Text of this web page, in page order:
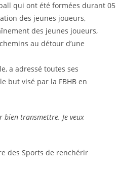
qui ont été formées durant 05
des jeunes joueurs,
des jeunes joueurs,
au détour d’une
a adressé toutes ses
but visé par la FBHB en
bien transmettre. Je veux
des Sports de renchérir